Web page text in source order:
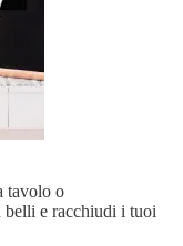
tavolo o
belli e racchiudi i tuoi